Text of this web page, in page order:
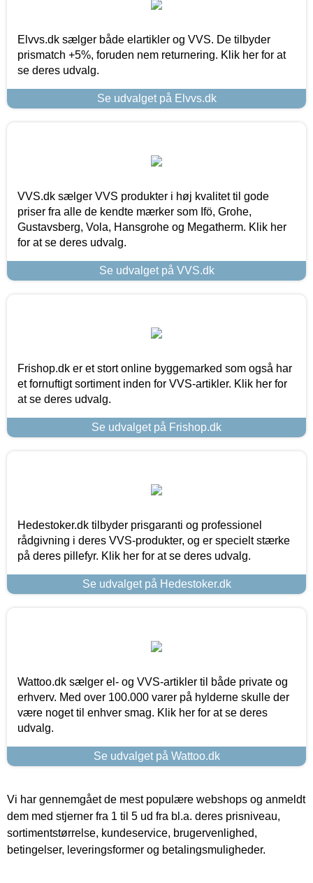
Elvvs.dk sælger både elartikler og VVS. De tilbyder
prismatch +5%, foruden nem returnering. Klik her for at
se deres udvalg.
Se udvalget på Elvvs.dk
VVS.dk sælger VVS produkter i høj kvalitet til gode
priser fra alle de kendte mærker som Ifö, Grohe,
Gustavsberg, Vola, Hansgrohe og Megatherm. Klik her
for at se deres udvalg.
Se udvalget på VVS.dk
Frishop.dk er et stort online byggemarked som også har
et fornuftigt sortiment inden for VVS-artikler. Klik her for
at se deres udvalg.
Se udvalget på Frishop.dk
Hedestoker.dk tilbyder prisgaranti og professionel
rådgivning i deres VVS-produkter, og er specielt stærke
på deres pillefyr. Klik her for at se deres udvalg.
Se udvalget på Hedestoker.dk
Wattoo.dk sælger el- og VVS-artikler til både private og
erhverv. Med over 100.000 varer på hylderne skulle der
være noget til enhver smag. Klik her for at se deres
udvalg.
Se udvalget på Wattoo.dk
Vi har gennemgået de mest populære webshops og anmeldt
dem med stjerner fra 1 til 5 ud fra bl.a. deres prisniveau,
sortimentstørrelse, kundeservice, brugervenlighed,
betingelser, leveringsformer og betalingsmuligheder.